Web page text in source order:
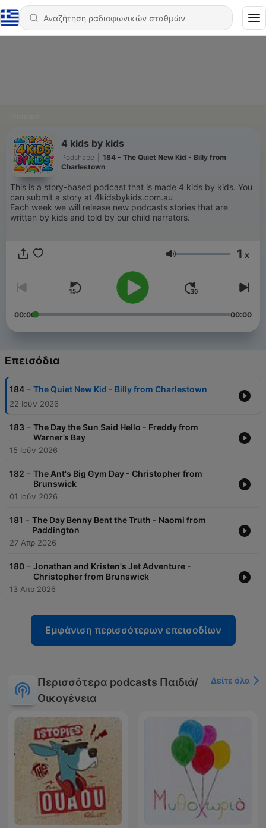
4 kids by kids
Podshape
184 - The Quiet New Kid - Billy from
Charlestown
This is a story-based podcast that is made 4 kids by kids. You
can submit a story at 4kidsbykids.com.au
Each week we will release new podcasts stories that are
written by kids and told by our child narrators.
Ένταση 1 x
00:00 00:00
Επεισόδια
184 - The Quiet New Kid - Billy from Charlestown
22 Ιούν 2026
183 - The Day the Sun Said Hello - Freddy from
Warner’s Bay
15 Ιούν 2026
182 - The Ant's Big Gym Day - Christopher from
Brunswick
01 Ιούν 2026
181 - The Day Benny Bent the Truth - Naomi from
Paddington
27 Απρ 2026
180 - Jonathan and Kristen's Jet Adventure -
Christopher from Brunswick
13 Απρ 2026
Εμφάνιση περισσότερων επεισοδίων
Περισσότερα podcasts Παιδιά/
Οικογένεια
Δείτε όλα